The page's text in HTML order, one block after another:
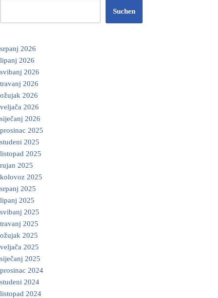
Suchen
srpanj 2026
lipanj 2026
svibanj 2026
travanj 2026
ožujak 2026
veljača 2026
siječanj 2026
prosinac 2025
studeni 2025
listopad 2025
rujan 2025
kolovoz 2025
srpanj 2025
lipanj 2025
svibanj 2025
travanj 2025
ožujak 2025
veljača 2025
siječanj 2025
prosinac 2024
studeni 2024
listopad 2024